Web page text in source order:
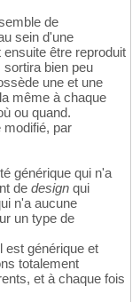
de
sein d'une
être reproduit
bien peu
une et une
même à chaque
ou quand.
par
générique qui n'a
de design qui
n'a aucune
un type de
est générique et
totalement
et à chaque fois